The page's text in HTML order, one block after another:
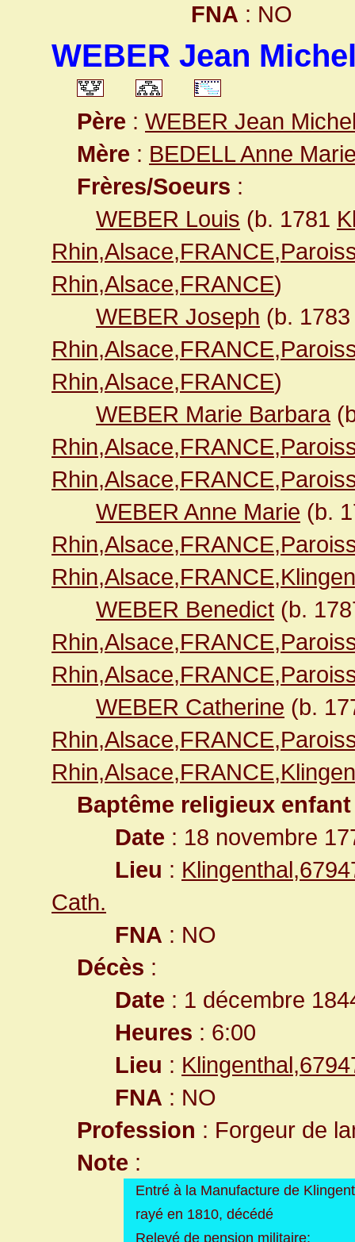
FNA : NO
WEBER Jean
Père : WEBER Jean
Mère : BEDELL Anne
Frères/Soeurs :
WEBER Louis (b. 1781
Rhin,Alsace,FRANCE)
WEBER Joseph (b.
Rhin,Alsace,FRANCE)
WEBER Marie Barbara
WEBER Anne Marie (b.
WEBER Benedict (b.
WEBER Catherine (b.
Baptême religieux enfant
Date : 18 novembre
Lieu :
Cath.
FNA : NO
Décès :
Date : 1 décembre
Heures : 6:00
Lieu :
FNA : NO
Profession : Forgeur de
Note :
Entré à la Manufacture de
rayé en 1810, décédé
Relevé de pension militaire: